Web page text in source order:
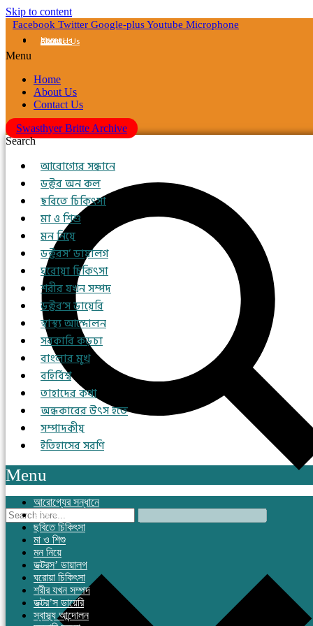
Skip to content
Facebook Twitter Google-plusYoutube Microphone
Home
About Us
Contact Us
Menu
Home
About Us
Contact Us
Swasthyer Britte Archive
Search
আরোগ্যের সন্ধানে
ডক্টর অন কল
ছবিতে চিকিৎসা
মা ও শিশু
মন নিয়ে
ডক্টরস’ ডায়ালগ
ঘরোয়া চিকিৎসা
শরীর যখন সম্পদ
ডক্টর’স ডায়েরি
স্বাস্থ্য আন্দোলন
সরকারি কড়চা
বাংলার মুখ
বহির্বিশ্ব
তাহাদের কথা
অন্ধকারের উৎস হতে
সম্পাদকীয়
ইতিহাসের সরণি
Menu
আরোগ্যের সন্ধানে
ডক্টর অন কল
ছবিতে চিকিৎসা
মা ও শিশু
মন নিয়ে
ডক্টরস’ ডায়ালগ
ঘরোয়া চিকিৎসা
শরীর যখন সম্পদ
ডক্টর’স ডায়েরি
স্বাস্থ্য আন্দোলন